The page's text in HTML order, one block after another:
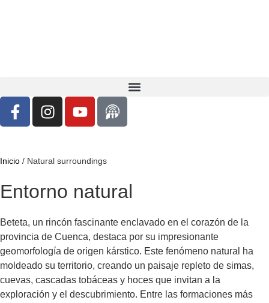
Inicio / Natural surroundings
Entorno natural
Beteta, un rincón fascinante enclavado en el corazón de la
provincia de Cuenca, destaca por su impresionante
geomorfología de origen kárstico. Este fenómeno natural ha
moldeado su territorio, creando un paisaje repleto de simas,
cuevas, cascadas tobáceas y hoces que invitan a la
exploración y el descubrimiento. Entre las formaciones más